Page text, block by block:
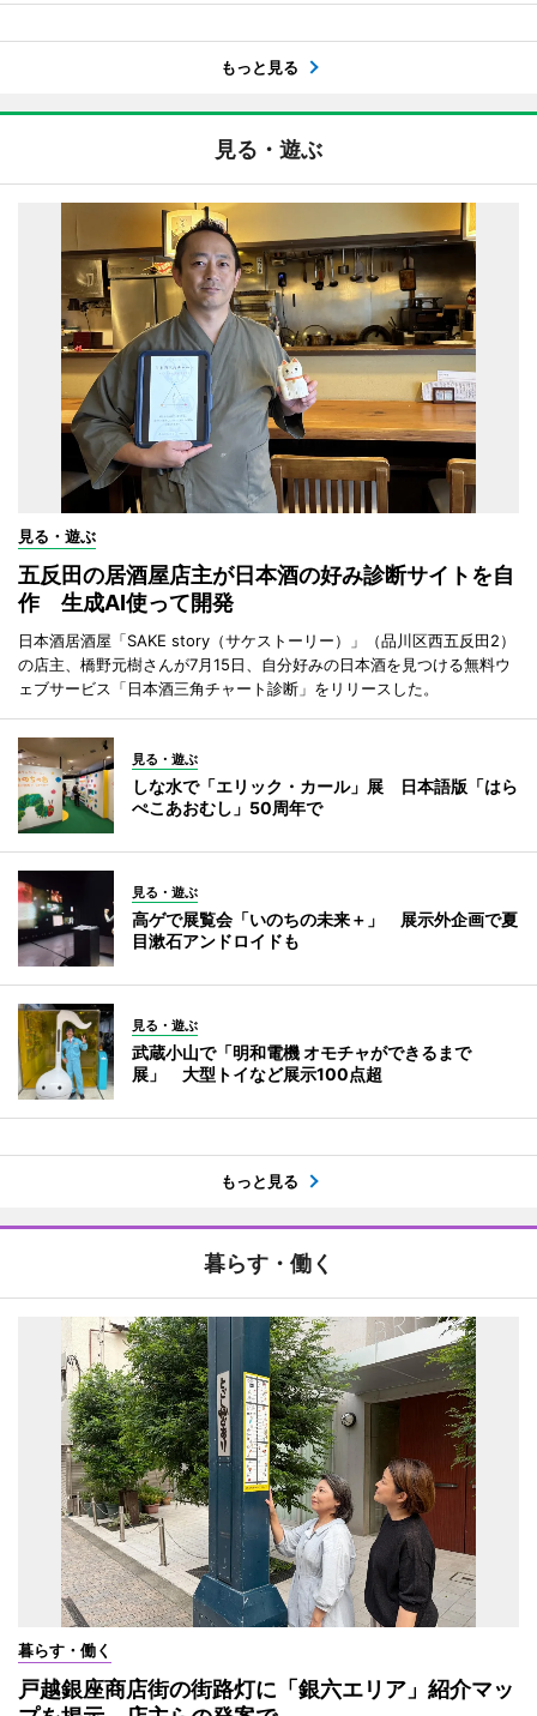
もっと見る
見る・遊ぶ
見る・遊ぶ
五反田の居酒屋店主が日本酒の好み診断サイトを自
作 生成AI使って開発
日本酒居酒屋「SAKE story（サケストーリー）」（品川区西五反田2）
の店主、橋野元樹さんが7月15日、自分好みの日本酒を見つける無料ウ
ェブサービス「日本酒三角チャート診断」をリリースした。
見る・遊ぶ
しな水で「エリック・カール」展 日本語版「はら
ぺこあおむし」50周年で
見る・遊ぶ
高ゲで展覧会「いのちの未来＋」 展示外企画で夏
目漱石アンドロイドも
見る・遊ぶ
武蔵小山で「明和電機 オモチャができるまで
展」 大型トイなど展示100点超
もっと見る
暮らす・働く
暮らす・働く
戸越銀座商店街の街路灯に「銀六エリア」紹介マッ